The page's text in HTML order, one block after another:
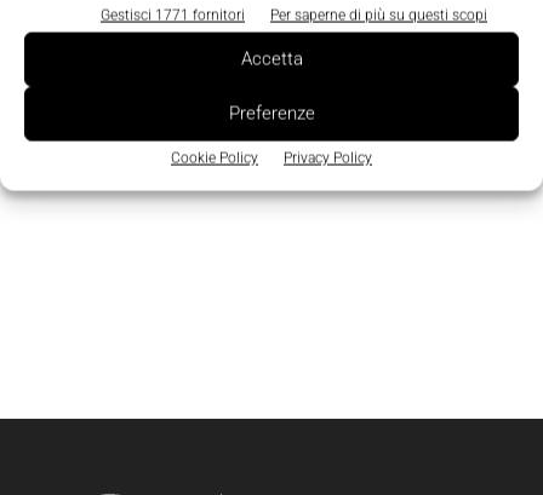
Gestisci 1771 fornitori Per saperne di più su questi scopi
Accetta
Preferenze
Cookie Policy Privacy Policy